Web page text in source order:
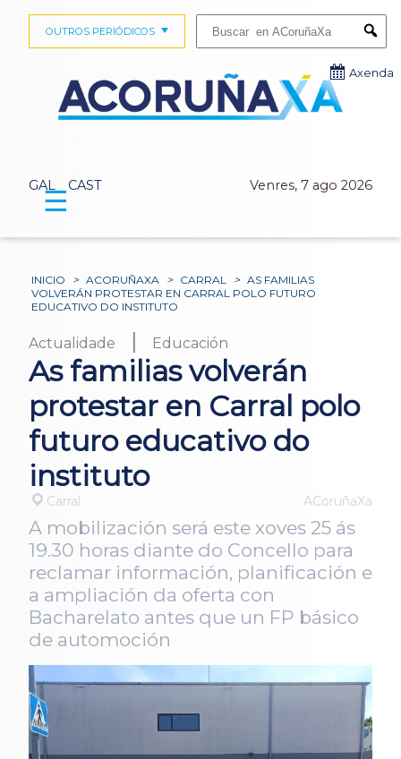
GAL CAST Venres, 7 ago 2026
OUTROS PERIÓDICOS
Axenda
☰
INICIO > ACORUÑAXA > CARRAL > AS FAMILIAS
VOLVERÁN PROTESTAR EN CARRAL POLO FUTURO
EDUCATIVO DO INSTITUTO
Actualidade | Educación
As familias volverán
protestar en Carral polo
futuro educativo do
instituto
Carral ACoruñaXa
A mobilización será este xoves 25 ás
19.30 horas diante do Concello para
reclamar información, planificación e
a ampliación da oferta con
Bacharelato antes que un FP básico
de automoción